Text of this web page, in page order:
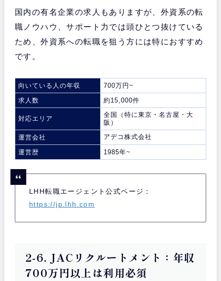
国内の有名企業の求人もありますが、外資系の転
職ノウハウ、サポート力では頭ひとつ抜けている
ため、外資系への転職を狙う方には特におすすめ
です。
向いている人の年収
700万円~
求人数
約15,000件
対応エリア
全国（特に東京・名古屋・大
阪）
運営会社
アデコ株式会社
運営歴 1985年~
LHH転職エージェント公式ページ：
https://jp.lhh.com
2-6. JACリクルートメント：年収
700万円以上は利用必須